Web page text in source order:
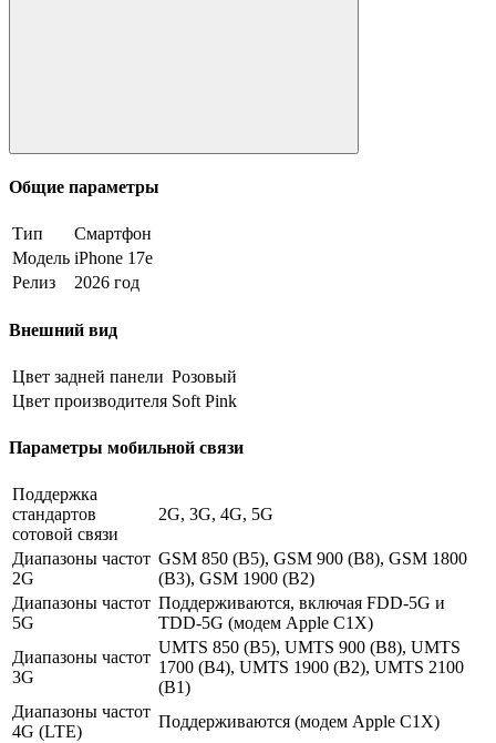
Общие параметры
Тип
Смартфон
Модель iPhone 17e
Релиз
2026 год
Внешний вид
Цвет задней панели Розовый
Цвет производителя Soft Pink
Параметры мобильной связи
Поддержка
стандартов
сотовой связи
2G, 3G, 4G, 5G
Диапазоны частот
2G
GSM 850 (B5), GSM 900 (B8), GSM 1800
(B3), GSM 1900 (B2)
Диапазоны частот
5G
Поддерживаются, включая FDD-5G и
TDD-5G (модем Apple C1X)
Диапазоны частот
3G
UMTS 850 (B5), UMTS 900 (B8), UMTS
1700 (B4), UMTS 1900 (B2), UMTS 2100
(B1)
Диапазоны частот
4G (LTE)
Поддерживаются (модем Apple C1X)